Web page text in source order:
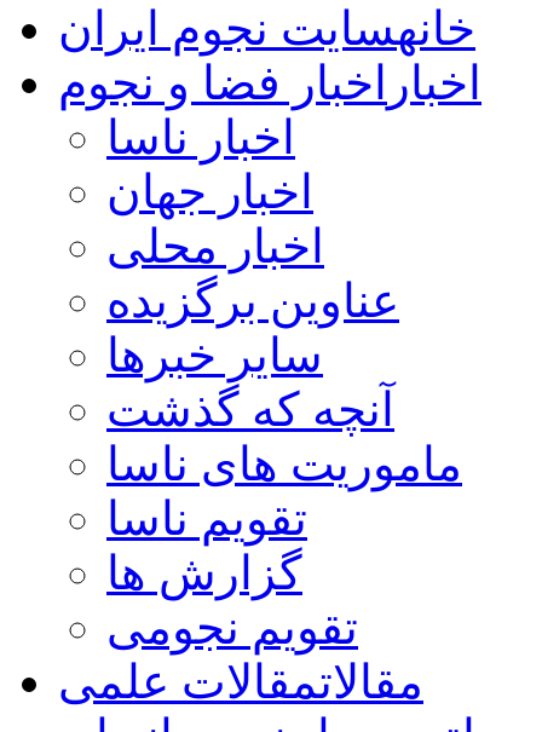
خانهسایت نجوم ایران
اخبار اخبار فضا و نجوم
اخبار ناسا
اخبار جهان
اخبار محلی
عناوین برگزیده
سایر خبرها
آنچه که گذشت
ماموریت های ناسا
تقویم ناسا
گزارش ها
تقویم نجومی
مقالاتمقالات علمی